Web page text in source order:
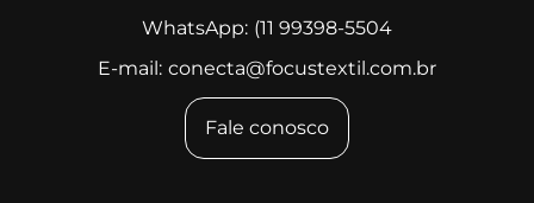
WhatsApp: (11 99398-5504
E-mail: conecta@focustextil.com.br
Fale conosco